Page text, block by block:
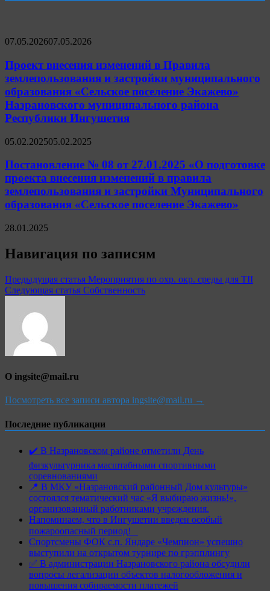
07.05.202607.05.2026
Проект внесения изменений в Правила
землепользования и застройки муниципального
образования «Сельское поселение Экажево»
Назрановского муниципального района
Республики Ингушетия
05.02.202505.02.2025
Постановление № 08 от 27.01.2025 «О подготовке
проекта внесения изменений в правила
землепользования и застройки Муниципального
образования «Сельское поселение Экажево»
28.01.2025
Навигация по записям
Предыдущая статья Мероприятия по охр. окр. среды для ТII
Следующая статья Собственность
О ingsite@mail.ru
Посмотреть все записи автора ingsite@mail.ru →
Последние публикации
✔️ В Назрановском районе отметили День
физкультурника масштабными спортивными
соревнованиями
📍 В МКУ «Назрановский районный Дом культуры»
состоялся тематический час «Я выбираю жизнь!»,
организованный работниками учреждения.
Напоминаем, что в Ингушетии введен особый
пожароопасный период!⁣⁣⠀
Спортсмены ФОК с.п. Яндаре «Чемпион» успешно
выступили на открытом турнире по грэпплингу
✅ В администрации Назрановского района обсудили
вопросы легализации объектов налогообложения и
повышения собираемости платежей